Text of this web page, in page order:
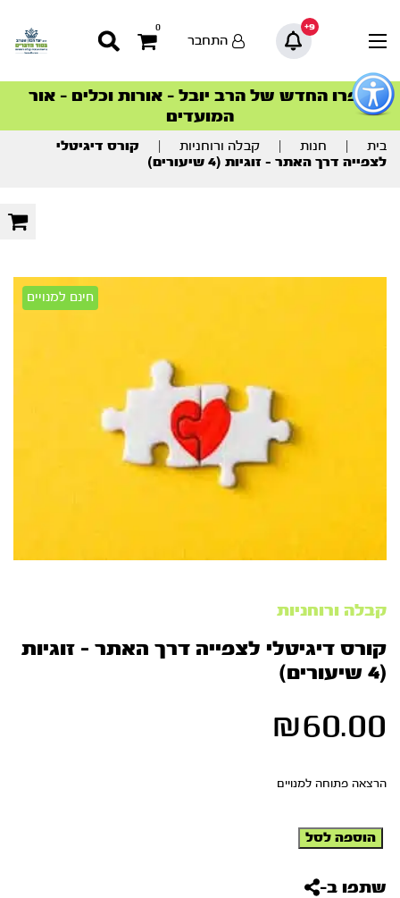
כפתור
לפתיחת
תפריט
9+
0
התחבר
סדרות הפודקאסטים
הסדרה המובילה החודש – דרך המלך
ספרו החדש של הרב יובל – אורות וכלים – אור
המועדים
הצטרפו למהפכת הבריאות הטבעית >
סדרות הפודקאסטים
הסדרה המובילה החודש – דרך המלך
תוכן
מרכזי
בית חנות קבלה ורוחניות
קורס דיגיטלי
לצפייה דרך האתר – זוגיות (4 שיעורים)
חינם למנויים
קבלה ורוחניות
קורס דיגיטלי לצפייה דרך האתר – זוגיות
(4 שיעורים)
₪60.00
הרצאה פתוחה למנויים
כמות
של
דיגיטלי
הוספה לסל
שתפו ב-